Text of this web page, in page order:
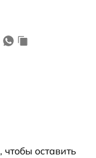
, чтобы оставить